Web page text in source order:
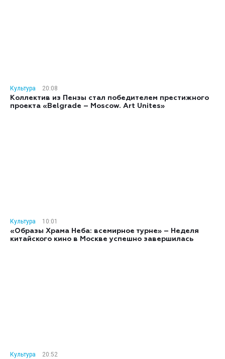
Культура
20:08
Коллектив из Пензы стал победителем престижного
проекта «Belgrade – Moscow. Art Unites»
Культура
10:01
«Образы Храма Неба: всемирное турне» – Неделя
китайского кино в Москве успешно завершилась
Культура
20:52